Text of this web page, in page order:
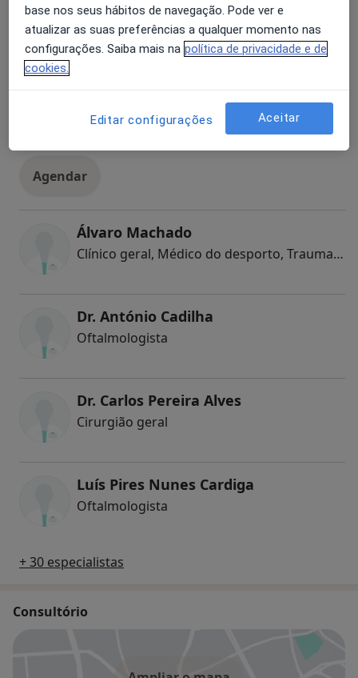
Todos
Dr. Martin Lorenzetti
Neurocirurgião
Mais agendados
Agendar
Álvaro Machado
Clínico geral, Médico do desporto, Traumatologista
Dr. António Cadilha
Oftalmologista
Dr. Carlos Pereira Alves
Cirurgião geral
Luís Pires Nunes Cardiga
Oftalmologista
+ 30 especialistas
Consultório
base nos seus hábitos de navegação. Pode ver e
atualizar as suas preferências a qualquer momento nas
configurações. Saiba mais na política de privacidade e de
cookies.
Editar configurações Aceitar